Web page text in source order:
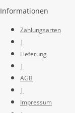
Informationen
Zahlungsarten
|
Lieferung
|
AGB
|
Impressum